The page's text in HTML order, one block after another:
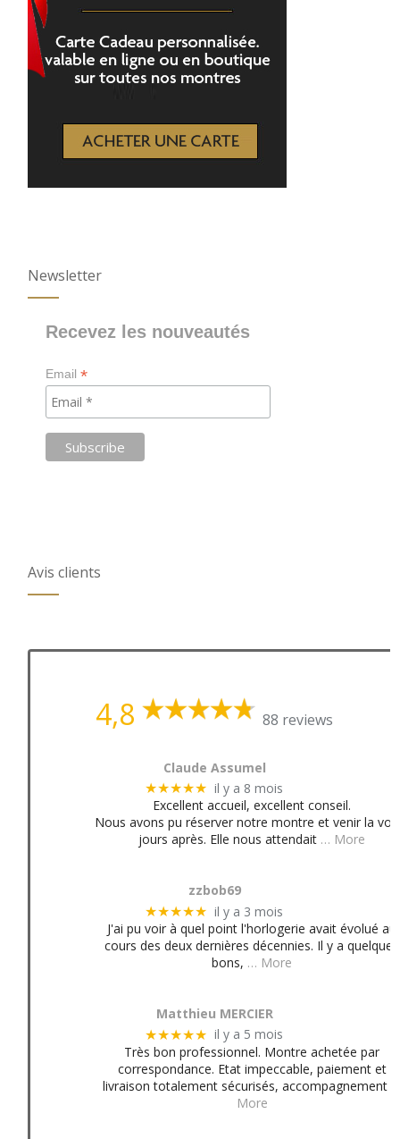
Newsletter
Recevez les nouveautés
Email*
Avis clients
4,8 88 reviews
Claude Assumel
★★★★★ il y a 8 mois
Excellent accueil, excellent conseil.
Nous avons pu réserver notre montre et venir la
jours après. Elle nous attendait … More
zzbob69
★★★★★ il y a 3 mois
J'ai pu voir à quel point l'horlogerie avait évolué au
cours des deux dernières décennies. Il y a quelques
bons, … More
Matthieu MERCIER
★★★★★ il y a 5 mois
Très bon professionnel. Montre achetée par
correspondance. Etat impeccable, paiement et
livraison totalement sécurisés, accompagnement
More